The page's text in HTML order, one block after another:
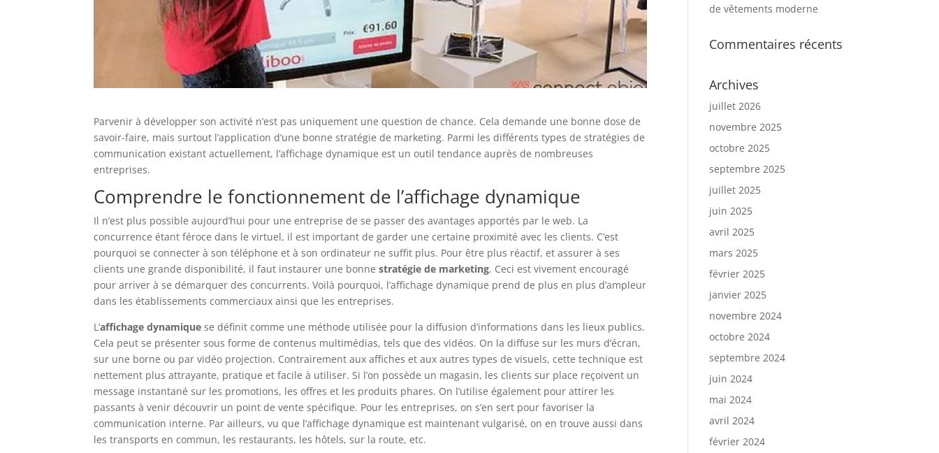
Parvenir à développer son activité n’est pas uniquement une question de chance. Cela demande une bonne dose de
savoir-faire, mais surtout l’application d’une bonne stratégie de marketing. Parmi les différents types de stratégies de
communication existant actuellement, l’affichage dynamique est un outil tendance auprès de nombreuses
entreprises.
Comprendre le fonctionnement de l’affichage dynamique
Il n’est plus possible aujourd’hui pour une entreprise de se passer des avantages apportés par le web. La
concurrence étant féroce dans le virtuel, il est important de garder une certaine proximité avec les clients. C’est
pourquoi se connecter à son téléphone et à son ordinateur ne suffit plus. Pour être plus réactif, et assurer à ses
clients une grande disponibilité, il faut instaurer une bonnestratégie de marketing. Ceci est vivement encouragé
pour arriver à se démarquer des concurrents. Voilà pourquoi, l’affichage dynamique prend de plus en plus d’ampleur
dans les établissements commerciaux ainsi que les entreprises.
L’affichage dynamique se définit comme une méthode utilisée pour la diffusion d’informations dans les lieux publics.
Cela peut se présenter sous forme de contenus multimédias, tels que des vidéos. On la diffuse sur les murs d’écran,
sur une borne ou par vidéo projection. Contrairement aux affiches et aux autres types de visuels, cette technique est
nettement plus attrayante, pratique et facile à utiliser. Si l’on possède un magasin, les clients sur place reçoivent un
message instantané sur les promotions, les offres et les produits phares. On l’utilise également pour attirer les
passants à venir découvrir un point de vente spécifique. Pour les entreprises, on s’en sert pour favoriser la
communication interne. Par ailleurs, vu que l’affichage dynamique est maintenant vulgarisé, on en trouve aussi dans
les transports en commun, les restaurants, les hôtels, sur la route, etc.
de vêtements moderne
Commentaires récents
Archives
juillet 2026
novembre 2025
octobre 2025
septembre 2025
juillet 2025
juin 2025
avril 2025
mars 2025
février 2025
janvier 2025
novembre 2024
octobre 2024
septembre 2024
juin 2024
mai 2024
avril 2024
février 2024